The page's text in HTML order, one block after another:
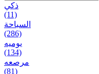
ذكي
(11)
السباحة
(286)
يومیه
(134)
مرصعه
(81)